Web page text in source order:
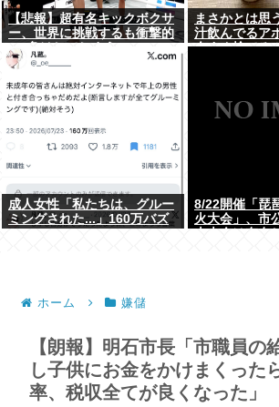
【悲報】超有名キックボクサ
ー、世界に挑戦するも衝撃的
KO負けしてしまう…
まさかとは思
汁飲んでるア
今すぐ捨てろ
成人女性「私たちは、グルー
ミングされた...」160万バズ
8/22開催「琵
火大会」、市
ホーム 嫌儲
【朗報】明石市長「市職員の
し子供にお金をかけまくった
率、税収全てが良くなった」